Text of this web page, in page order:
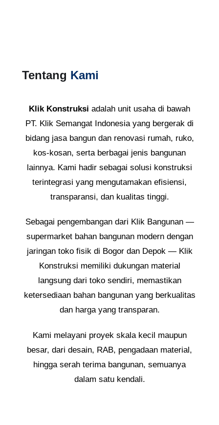
Tentang Kami
Klik Konstruksi adalah unit usaha di bawah
PT. Klik Semangat Indonesia yang bergerak di
bidang jasa bangun dan renovasi rumah, ruko,
kos-kosan, serta berbagai jenis bangunan
lainnya. Kami hadir sebagai solusi konstruksi
terintegrasi yang mengutamakan efisiensi,
transparansi, dan kualitas tinggi.
Sebagai pengembangan dari Klik Bangunan —
supermarket bahan bangunan modern dengan
jaringan toko fisik di Bogor dan Depok — Klik
Konstruksi memiliki dukungan material
langsung dari toko sendiri, memastikan
ketersediaan bahan bangunan yang berkualitas
dan harga yang transparan.
Kami melayani proyek skala kecil maupun
besar, dari desain, RAB, pengadaan material,
hingga serah terima bangunan, semuanya
dalam satu kendali.